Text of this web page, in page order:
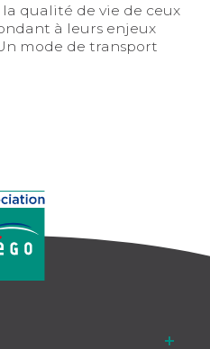
qualité de vie de ceux
à leurs enjeux
mode de transport
vérifiez à chaque
assuré le véhicule